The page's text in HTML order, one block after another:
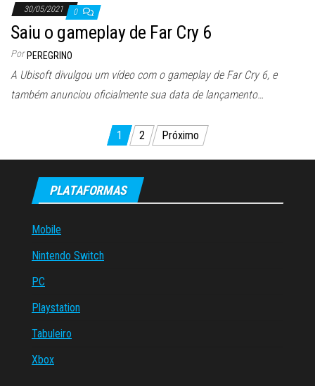
30/05/2021 0
Saiu o gameplay de Far Cry 6
Por PEREGRINO
A Ubisoft divulgou um vídeo com o gameplay de Far Cry 6, e
também anunciou oficialmente sua data de lançamento…
de
posts
1 2 Próximo
PLATAFORMAS
Mobile
Nintendo Switch
PC
Playstation
Tabuleiro
Xbox